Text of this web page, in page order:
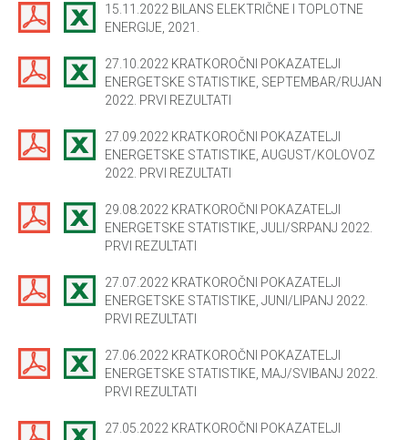
15.11.2022 BILANS ELEKTRIČNE I TOPLOTNE
ENERGIJE, 2021.
27.10.2022 KRATKOROČNI POKAZATELJI
ENERGETSKE STATISTIKE, SEPTEMBAR/RUJAN
2022. PRVI REZULTATI
27.09.2022 KRATKOROČNI POKAZATELJI
ENERGETSKE STATISTIKE, AUGUST/KOLOVOZ
2022. PRVI REZULTATI
29.08.2022 KRATKOROČNI POKAZATELJI
ENERGETSKE STATISTIKE, JULI/SRPANJ 2022.
PRVI REZULTATI
27.07.2022 KRATKOROČNI POKAZATELJI
ENERGETSKE STATISTIKE, JUNI/LIPANJ 2022.
PRVI REZULTATI
27.06.2022 KRATKOROČNI POKAZATELJI
ENERGETSKE STATISTIKE, MAJ/SVIBANJ 2022.
PRVI REZULTATI
27.05.2022 KRATKOROČNI POKAZATELJI